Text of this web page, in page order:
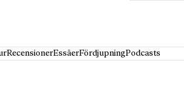
RecensionerEssäerFördjupningPodcasts